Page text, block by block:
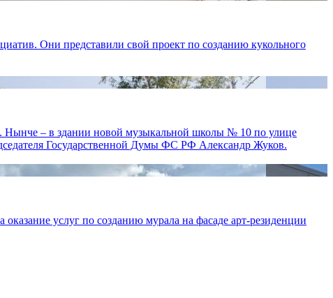
Они представили свой проект по созданию кукольного
Нынче – в здании новой музыкальной школы № 10 по улице
Государственной Думы ФС РФ Александр Жуков.
услуг по созданию мурала на фасаде арт-резиденции